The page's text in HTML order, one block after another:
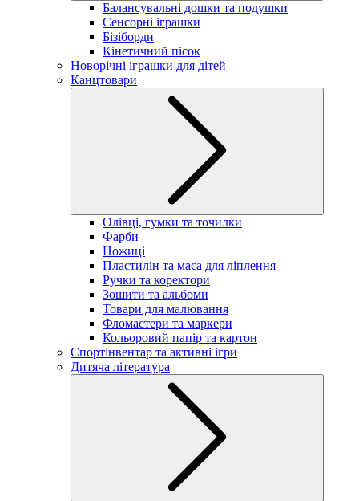
Балансувальні дошки та подушки
Сенсорні іграшки
Бізіборди
Кінетичний пісок
Новорічні іграшки для дітей
Канцтовари
Олівці, гумки та точилки
Фарби
Ножиці
Пластилін та маса для ліплення
Ручки та коректори
Зошити та альбоми
Товари для малювання
Фломастери та маркери
Кольоровий папір та картон
Спортінвентар та активні ігри
Дитяча література